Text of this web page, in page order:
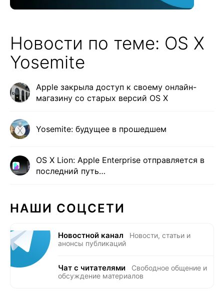
Новости по теме: OS X
Yosemite
Apple закрыла доступ к своему онлайн-
магазину со старых версий OS X
Yosemite: будущее в прошедшем
OS X Lion: Apple Enterprise отправляется в
последний путь…
НАШИ СОЦСЕТИ
Новостной канал
Новости, статьи и
анонсы публикаций
Чат с читателями
Свободное общение и
обсуждение материалов